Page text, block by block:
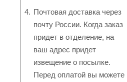
Почтовая доставка через
почту России. Когда заказ
придет в отделение, на
ваш адрес придет
извещение о посылке.
Перед оплатой вы можете